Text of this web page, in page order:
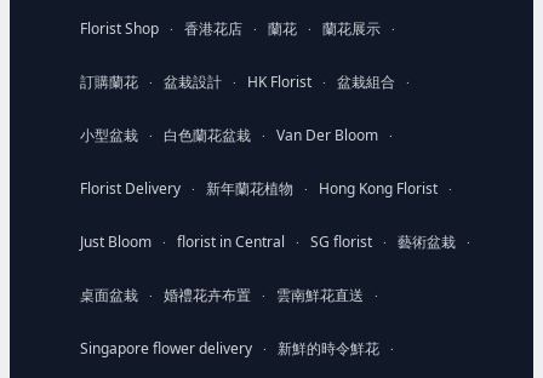
Florist Shop · 香港花店 · 蘭花 · 蘭花展示 ·
訂購蘭花 · 盆栽設計 · HK Florist · 盆栽組合 ·
小型盆栽 · 白色蘭花盆栽 · Van Der Bloom ·
Florist Delivery · 新年蘭花植物 · Hong Kong Florist ·
Just Bloom · florist in Central · SG florist · 藝術盆栽 ·
桌面盆栽 · 婚禮花卉布置 · 雲南鮮花直送 ·
Singapore flower delivery · 新鮮的時令鮮花 ·